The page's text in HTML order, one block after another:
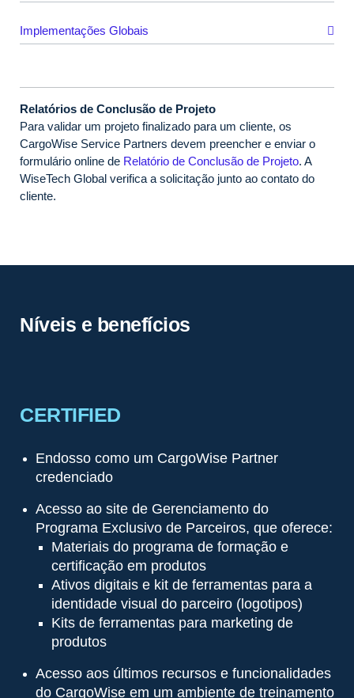
Implementações Globais
Relatórios de Conclusão de Projeto
Para validar um projeto finalizado para um cliente, os
CargoWise Service Partners devem preencher e enviar o
formulário online de Relatório de Conclusão de Projeto. A
WiseTech Global verifica a solicitação junto ao contato do
cliente.
Níveis e benefícios
CERTIFIED
Endosso como um CargoWise Partner
credenciado
Acesso ao site de Gerenciamento do
Programa Exclusivo de Parceiros, que oferece:
Materiais do programa de formação e
certificação em produtos
Ativos digitais e kit de ferramentas para a
identidade visual do parceiro (logotipos)
Kits de ferramentas para marketing de
produtos
Acesso aos últimos recursos e funcionalidades
do CargoWise em um ambiente de treinamento